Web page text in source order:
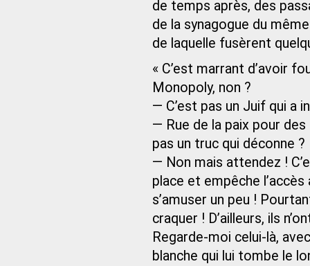
de temps après, des
de la synagogue du
de laquelle fusèrent
« C’est marrant d’avoir
Monopoly, non ?
— C’est pas un Juif qui a
— Rue de la paix pour des
pas un truc qui déconne ?
— Non mais attendez !
place et empêche
s’amuser un peu !
craquer ! D’ailleurs, ils
Regarde-moi celui-là,
blanche qui lui tombe le